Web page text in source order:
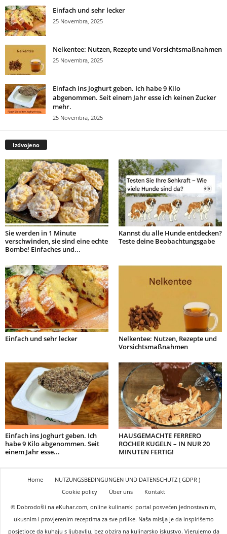
Einfach und sehr lecker
25 Novembra, 2025
Nelkentee: Nutzen, Rezepte und Vorsichtsmaßnahmen
25 Novembra, 2025
Einfach ins Joghurt geben. Ich habe 9 Kilo
abgenommen. Seit einem Jahr esse ich keinen Zucker
mehr.
25 Novembra, 2025
Izdvojeno
Sie werden in 1 Minute
verschwinden, sie sind eine echte
Bombe! Einfaches und...
Kannst du alle Hunde entdecken?
Teste deine Beobachtungsgabe
Einfach und sehr lecker
Nelkentee: Nutzen, Rezepte und
Vorsichtsmaßnahmen
Einfach ins Joghurt geben. Ich
habe 9 Kilo abgenommen. Seit
einem Jahr esse...
HAUSGEMACHTE FERRERO
ROCHER KUGELN – IN NUR 20
MINUTEN FERTIG!
Home
NUTZUNGSBEDINGUNGEN UND DATENSCHUTZ ( GDPR )
Cookie policy
Über uns
Kontakt
© Dobrodošli na eKuhar.com, online kulinarski portal posvećen jednostavnim,
ukusnim i provjerenim receptima za sve prilike. Naša misija je da inspirišemo
posjetioce da kuhaju s ljubavlju, bez obzira na kulinarsko iskustvo. Vjerujemo da